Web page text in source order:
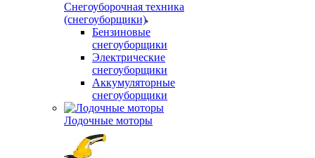
Снегоуборочная техника
(снегоуборщики)
Бензиновые
снегоуборщики
Электрические
снегоуборщики
Аккумуляторные
снегоуборщики
Лодочные моторы